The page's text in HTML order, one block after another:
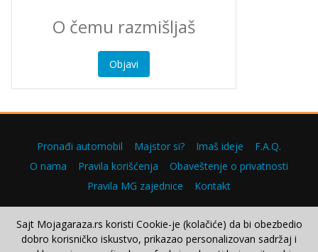
Objavi
Pronađi automobil Majstor si? Imaš ideje
F.A.Q.
O nama
Pravila korišćenja
Obaveštenje o privatnosti
Pravila MG zajednice
Kontakt
Copyright © 2000–2026.
Sajt Mojagaraza.rs koristi Cookie-je (kolačiće) da bi obezbedio
dobro korisničko iskustvo, prikazao personalizovan sadržaj i